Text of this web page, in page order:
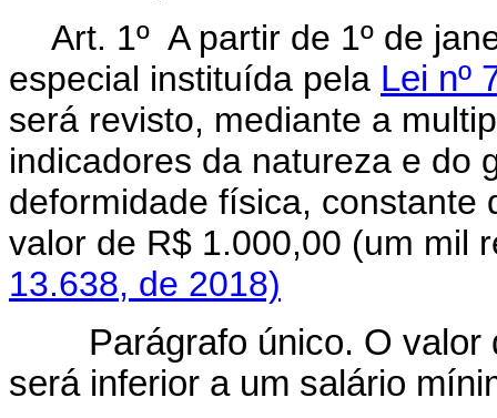
Art. 1º A partir de 1º de
especial instituída pela Lei nº
será revisto, mediante a
indicadores da natureza e do
deformidade física, constante
valor de R$ 1.000,00 (um
13.638, de 2018)
Parágrafo único. O valor
será inferior a um salário